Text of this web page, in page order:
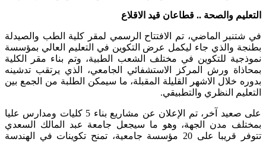
التعليم والصحة .. قطاعان قيد الاقلاع
في شتنبر الماضي، تم الافتتاح الرسمي لمقر كلية الطب والصيدلة
بطنجة والذي جاء ليكمل عرض التكوين في التعليم العالي بمؤسسة
نموذجية للتكوين في مختلف الشعب الطبية، وتم بناء مقر الكلية
بمحاذاة ورش المركز الاستشفائي الجامعي، الذي يرتقب تدشينه
بدوره خلال الاشهر القليلة المقبلة، ما سيمكن الطلبة من الجمع بين
التعليم النظري والتطبيقي.
على صعيد آخر، تم الإعلان عن مشاريع بناء 5 كليات ومدارس عليا
بمختلف مدن الجهة، وهو ما سيجعل جامعة عبد المالك السعدي
تتوفر قريبا على 20 مؤسسة جامعية، تمنح تكوينات في الهندسة